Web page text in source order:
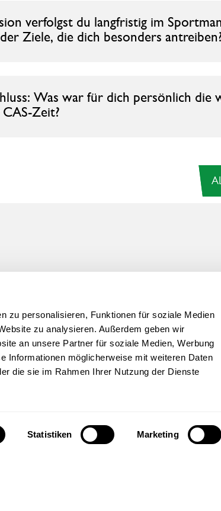
zu personalisieren, Funktionen für soziale Medien
zu analysieren. Außerdem geben wir
an unsere Partner für soziale Medien, Werbung
Informationen möglicherweise mit weiteren Daten
die sie im Rahmen Ihrer Nutzung der Dienste
Statistiken Marketing
verfolgst du langfristig im
Ziele, die dich besonders
Was war für dich persönlich die
runter!
Zum Broschüren
ZUM BROSCHÜREN
DOWNLOAD